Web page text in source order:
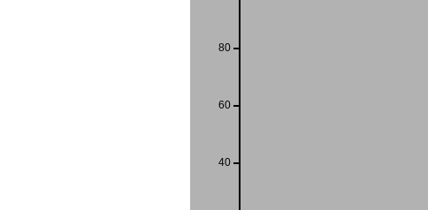
40
60
80